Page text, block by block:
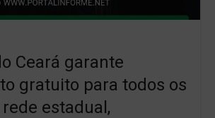
Ceará garante
gratuito para todos os
estadual,